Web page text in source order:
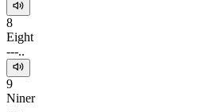
8
Eight
---..
9
Niner